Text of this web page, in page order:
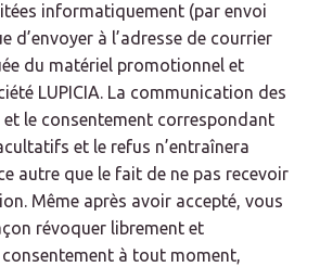
informatiquement (par envoi
d’envoyer à l’adresse de courrier
du matériel promotionnel et
LUPICIA. La communication des
le consentement correspondant
et le refus n’entraînera
autre que le fait de ne pas recevoir
Même après avoir accepté, vous
révoquer librement et
à tout moment,